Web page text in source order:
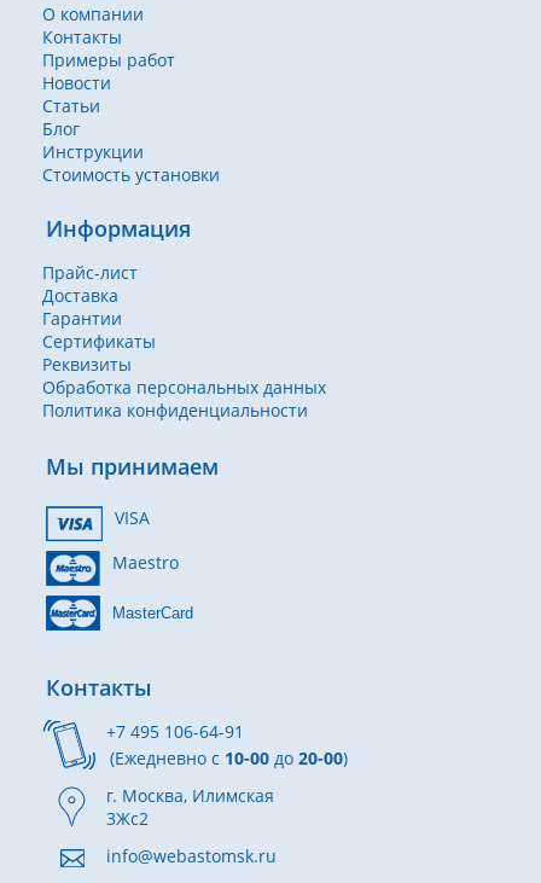
О компании
Контакты
Примеры работ
Новости
Статьи
Блог
Инструкции
Стоимость установки
Информация
Прайс-лист
Доставка
Гарантии
Сертификаты
Реквизиты
Обработка персональных данных
Политика конфиденциальности
Мы принимаем
VISA
Maestro
MasterCard
Контакты
+7 495 106-64-91
(Ежедневно с 10-00 до 20-00)
г. Москва, Илимская
3Жс2
info@webastomsk.ru